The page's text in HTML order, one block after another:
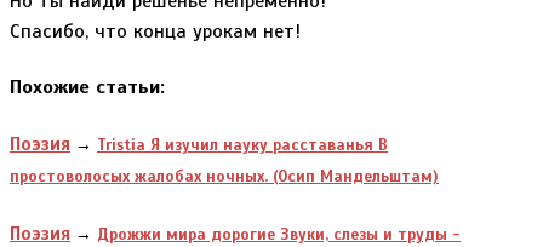
Спасибо, что конца урокам нет!
Похожие статьи:
Поэзия → Tristia Я изучил науку расставанья В
простоволосых жалобах ночных. (Осип Мандельштам)
Поэзия → Дрожжи мира дорогие Звуки, слезы и труды -